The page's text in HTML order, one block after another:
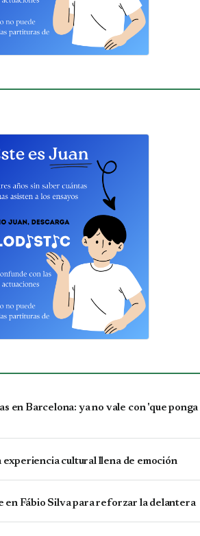
en Barcelona: ya no vale con 'que ponga
experiencia cultural llena de emoción
en Fábio Silva para reforzar la delantera